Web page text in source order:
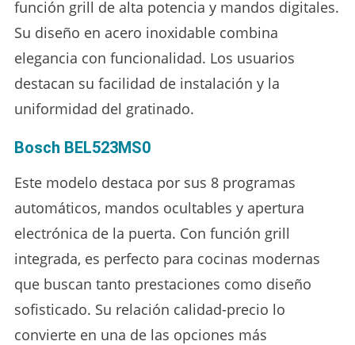
función grill de alta potencia y mandos digitales.
Su diseño en acero inoxidable combina
elegancia con funcionalidad. Los usuarios
destacan su facilidad de instalación y la
uniformidad del gratinado.
Bosch BEL523MS0
Este modelo destaca por sus 8 programas
automáticos, mandos ocultables y apertura
electrónica de la puerta. Con función grill
integrada, es perfecto para cocinas modernas
que buscan tanto prestaciones como diseño
sofisticado. Su relación calidad-precio lo
convierte en una de las opciones más